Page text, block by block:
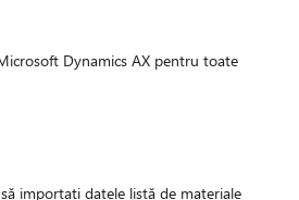
Dynamics AX pentru toate
importați datele listă de materiale